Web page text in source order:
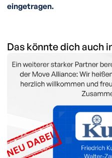
eingetragen.
Das könnte dich auch